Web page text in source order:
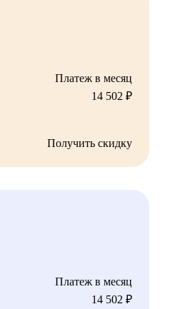
Платеж в месяц
14 502 ₽
Получить скидку
Платеж в месяц
14 502 ₽